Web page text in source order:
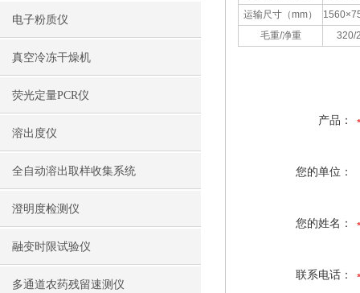
电子粉质仪
真空冷冻干燥机
荧光定量PCR仪
溶出度仪
全自动溶出取样收集系统
澄明度检测仪
融变时限试验仪
多通道农药残留速测仪
运输尺寸（mm）
毛重/净重
320/
产品：
您的单位：
您的姓名：
联系电话：